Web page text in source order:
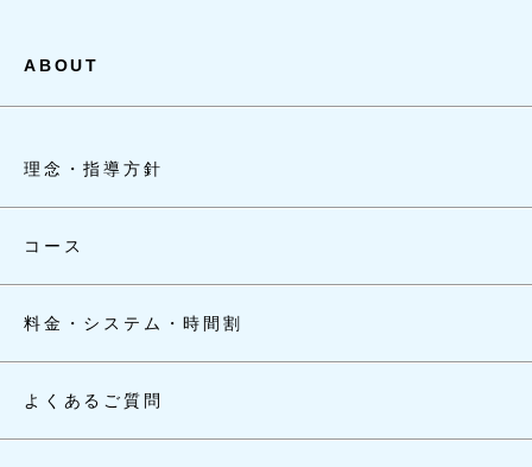
ABOUT
理念・指導方針
コース
料金・システム・時間割
よくあるご質問